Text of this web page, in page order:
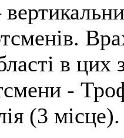
в
-
(3 місце).